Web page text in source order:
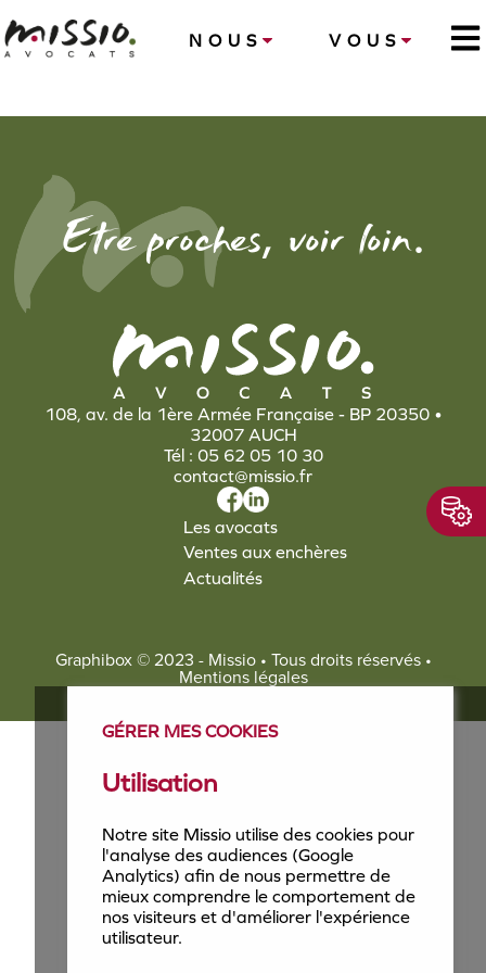
NOUS VOUS
Etre proches, voir loin.
108, av. de la 1ère Armée Française - BP 20350 •
32007 AUCH
Tél : 05 62 05 10 30
contact@missio.fr
Les avocats
Ventes aux enchères
Actualités
Graphibox© 2023 - Missio • Tous droits réservés •
Mentions légales
GÉRER MES COOKIES
Utilisation
Notre site Missio utilise des cookies pour
l'analyse des audiences (Google
Analytics) afin de nous permettre de
mieux comprendre le comportement de
nos visiteurs et d'améliorer l'expérience
utilisateur.